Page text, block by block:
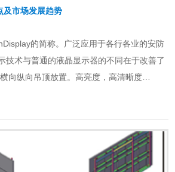
及市场发展趋势
的简称。广泛应用于各行各业的安防
技术与普通的液晶显示器的不同在于改善了
向纵向吊顶放置。高亮度，高清晰度
稳定，维护成本低。DID液晶屏以单屏高分
、整屏(1366xMx768xN、
为客户提供了一个超高分辨率、超大显示面